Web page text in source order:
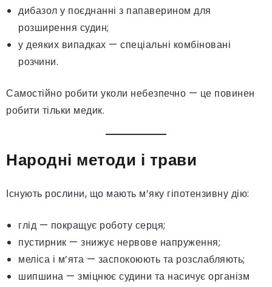
дибазол у поєднанні з папаверином для
розширення судин;
у деяких випадках — спеціальні комбіновані
розчини.
Самостійно робити уколи небезпечно — це повинен
робити тільки медик.
Народні методи і трави
Існують рослини, що мають м’яку гіпотензивну дію:
глід — покращує роботу серця;
пустирник — знижує нервове напруження;
меліса і м’ята — заспокоюють та розслабляють;
шипшина — зміцнює судини та насичує організм